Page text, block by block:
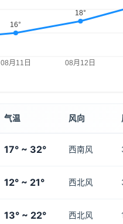
气温 风向
17° ~ 32° 西南风
12° ~ 21° 西北风
13° ~ 22° 西北风